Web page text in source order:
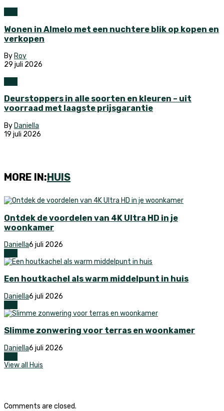
Wonen in Almelo met een nuchtere blik op kopen en
verkopen
By Roy
29 juli 2026
Deurstoppers in alle soorten en kleuren – uit
voorraad met laagste prijsgarantie
By Daniella
19 juli 2026
MORE IN:HUIS
Ontdek de voordelen van 4K Ultra HD in je
woonkamer
Daniella6 juli 2026
Een houtkachel als warm middelpunt in huis
Daniella6 juli 2026
Slimme zonwering voor terras en woonkamer
Daniella6 juli 2026
View all Huis
Comments are closed.